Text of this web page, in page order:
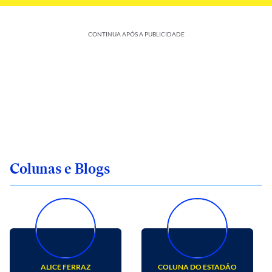
CONTINUA APÓS A PUBLICIDADE
Colunas e Blogs
ALICE FERRAZ COLUNA DO ESTADÃO